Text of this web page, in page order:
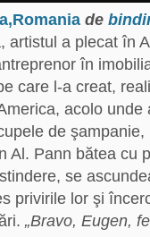
de
artistul a plecat în
în
care l-a creat,
acolo unde
de
Al. Pann bătea cu
se
privirile lor şi
„Bravo, Eugen,